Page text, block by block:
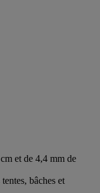
et de 4,4 mm de
bâches et